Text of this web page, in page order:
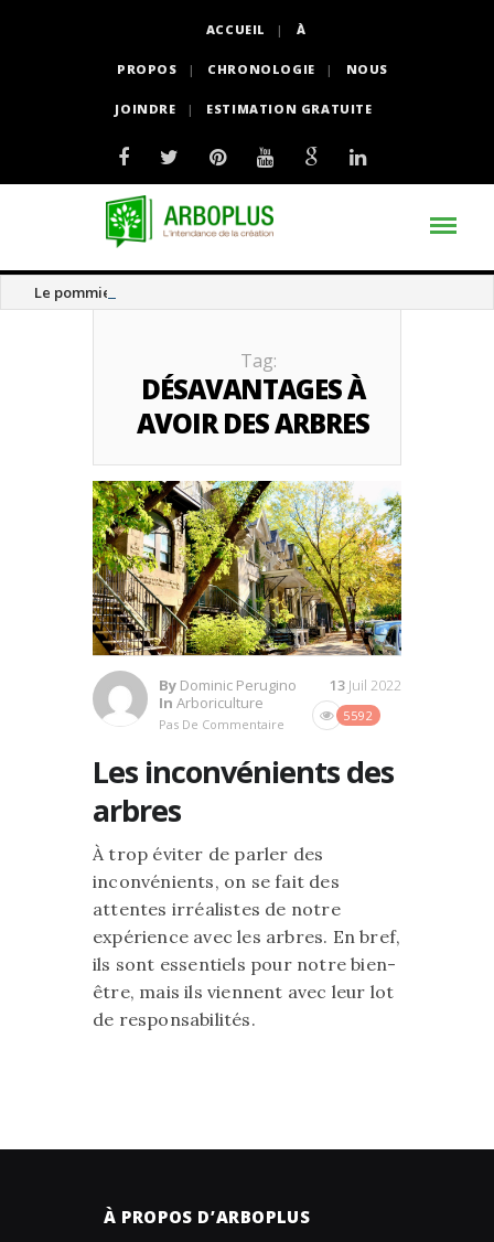
ACCUEIL À
PROPOS CHRONOLOGIE NOUS
JOINDRE ESTIMATION GRATUITE
Le pommier thé
Tag:
DÉSAVANTAGES À
AVOIR DES ARBRES
By Dominic Perugino
In Arboriculture
Pas De Commentaire
5592
13 Juil 2022
Les inconvénients des
arbres
À trop éviter de parler des
inconvénients, on se fait des
attentes irréalistes de notre
expérience avec les arbres. En bref,
ils sont essentiels pour notre bien-
être, mais ils viennent avec leur lot
de responsabilités.
À PROPOS D’ARBOPLUS